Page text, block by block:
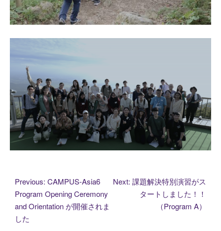
投
稿
Previous: CAMPUS-Asia6
Program Opening Ceremony
and Orientation が開催されま
した
Next: 課題解決特別演習がス
タートしました！！
（Program A）